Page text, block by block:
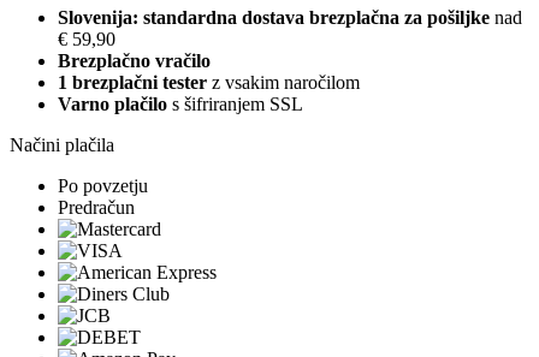
Slovenija: standardna dostava brezplačna za pošiljke nad
€ 59,90
Brezplačno vračilo
1 brezplačni tester z vsakim naročilom
Varno plačilo s šifriranjem SSL
Načini plačila
Po povzetju
Predračun